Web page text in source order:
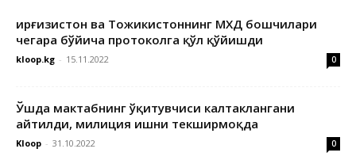
Қирғизистон ва Тожикистоннинг МХДҚ бошчилари
чегара бўйича протоколга қўл қўйишди
kloop.kg - 15.11.2022 0
Ўшда мактабнинг ўқитувчиси калтаклангани
айтилди, милиция ишни текширмоқда
Kloop - 31.10.2022 0